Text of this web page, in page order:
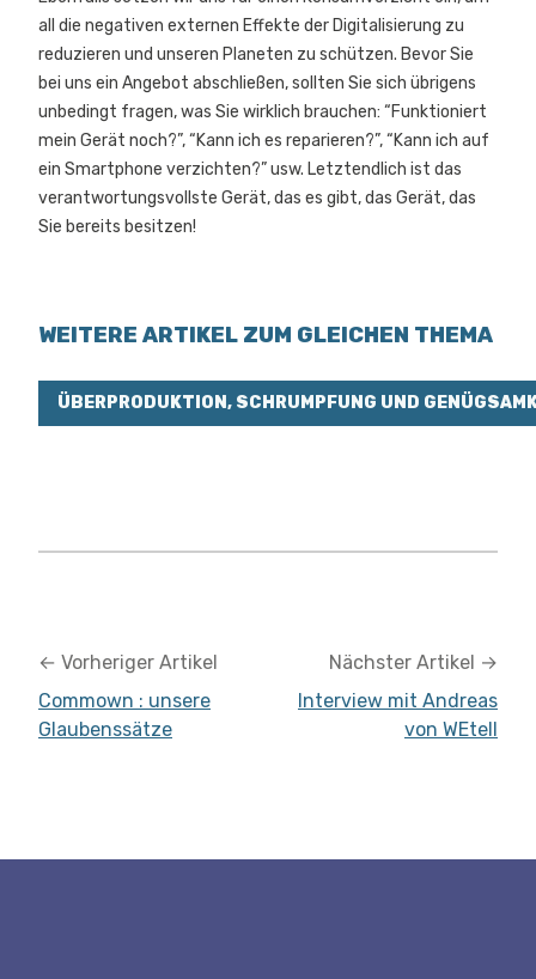
all die negativen externen Effekte der Digitalisierung zu
reduzieren und unseren Planeten zu schützen. Bevor Sie
bei uns ein Angebot abschließen, sollten Sie sich übrigens
unbedingt fragen, was Sie wirklich brauchen: “Funktioniert
mein Gerät noch?”, “Kann ich es reparieren?”, “Kann ich auf
ein Smartphone verzichten?” usw. Letztendlich ist das
verantwortungsvollste Gerät, das es gibt, das Gerät, das
Sie bereits besitzen!
WEITERE ARTIKEL ZUM GLEICHEN THEMA
ÜBERPRODUKTION, SCHRUMPFUNG UND
← Vorheriger Artikel
Commown : unsere
Glaubenssätze
Nächster Artikel →
Interview mit Andreas
von WEtell